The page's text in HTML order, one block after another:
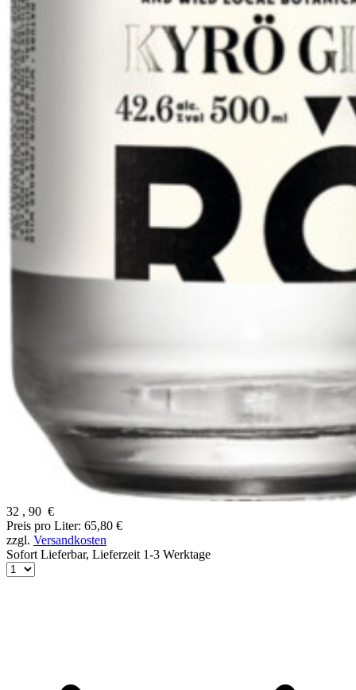
32 , 90 €
Preis pro Liter: 65,80 €
zzgl. Versandkosten
Sofort Lieferbar, Lieferzeit 1-3 Werktage